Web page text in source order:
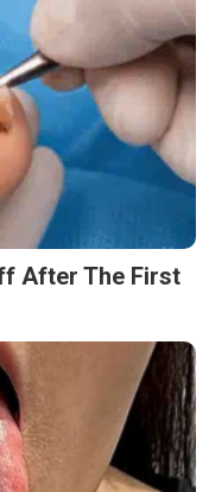
After The First